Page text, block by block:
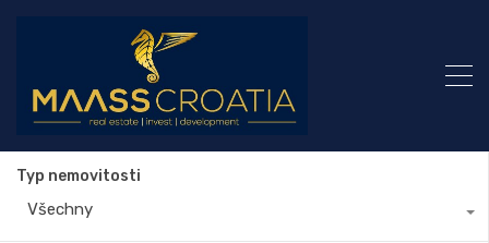
Typ nemovitosti
Všechny